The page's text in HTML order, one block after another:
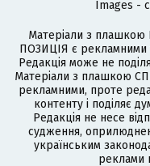
Images -
Матеріали з
ПОЗИЦІЯ є рекламними
Редакція може не
Матеріали з плашкою
рекламними, проте
контенту і поділяє
Редакція не несе
судження,
українським
реклами